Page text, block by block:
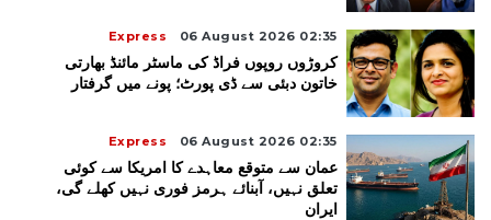
Express 06 August 2026 02:35
کروڑوں روپوں فراڈ کی ماسٹر مائنڈ بھارتی
خاتون دبئی سے ڈی پورٹ؛ پونے میں گرفتار
Express 06 August 2026 02:35
عمان سے متوقع معاہدے کا امریکا سے کوئی
تعلق نہیں، آبنائے ہرمز فوری نہیں کھلے گی،
ایران